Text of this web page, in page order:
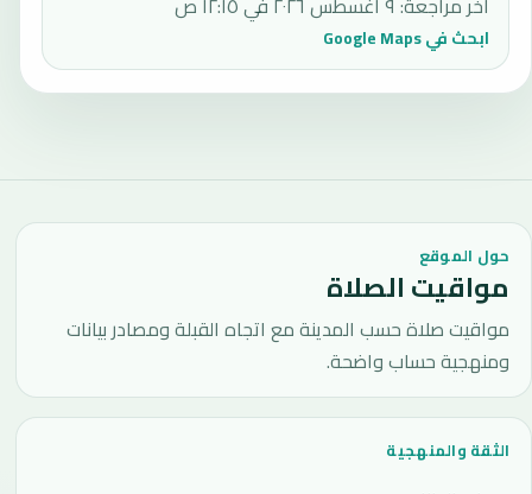
ابحث في Google Maps
حول الموقع
مواقيت الصلاة
مواقيت صلاة حسب المدينة مع اتجاه القبلة ومصادر بيانات
ومنهجية حساب واضحة.
الثقة والمنهجية